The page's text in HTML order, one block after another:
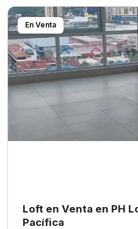
En Venta
Loft en Venta en PH
Pacífica